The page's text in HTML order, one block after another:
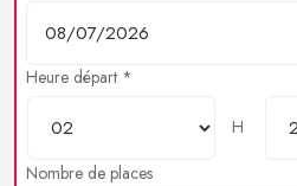
Heure départ *
H
Nombre de places